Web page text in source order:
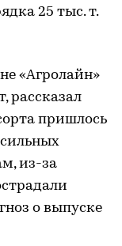
25 тыс. т.
«Агролайн»
рассказал
пришлось
из-за
о выпуске